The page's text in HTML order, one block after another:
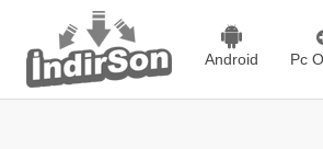
Android Pc